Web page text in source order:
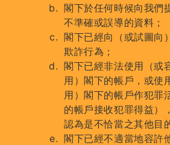
閣下於任何時候向我們
不準確或誤導的資料；
閣下已經向（或試圖向
欺詐行為；
閣下已經非法使用（或
用）閣下的帳戶，或使
用）閣下的帳戶作犯罪
的帳戶接收犯罪得益）
認為是不恰當之其他目
閣下已經不適當地容許